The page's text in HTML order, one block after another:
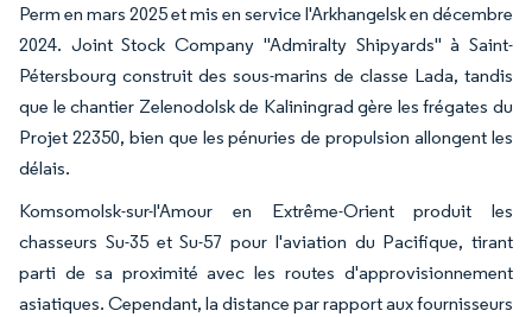
Perm en mars 2025 et mis en service l'Arkhangelsk en décembre
2024. Joint Stock Company "Admiralty Shipyards" à Saint-
Pétersbourg construit des sous-marins de classe Lada, tandis
que le chantier Zelenodolsk de Kaliningrad gère les frégates du
Projet 22350, bien que les pénuries de propulsion allongent les
délais.
Komsomolsk-sur-l'Amour en Extrême-Orient produit les
chasseurs Su-35 et Su-57 pour l'aviation du Pacifique, tirant
parti de sa proximité avec les routes d'approvisionnement
asiatiques. Cependant, la distance par rapport aux fournisseurs